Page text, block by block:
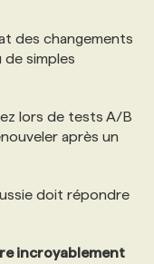
des changements
de simples
lors de tests A/B
après un
doit répondre
incroyablement